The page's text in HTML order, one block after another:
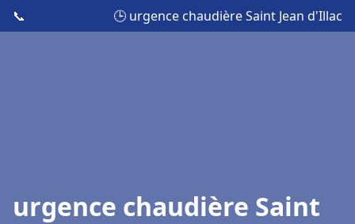
📞 🕒 urgence chaudière Saint Jean d'Illac
urgence chaudière Saint